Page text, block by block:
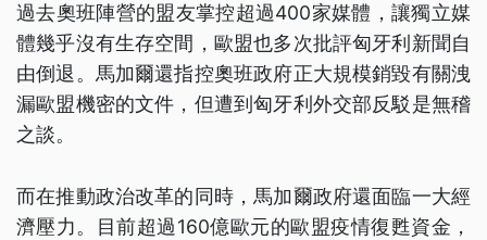
過去奧班陣營的盟友掌控超過400家媒體，讓獨立媒
體幾乎沒有生存空間，歐盟也多次批評匈牙利新聞自
由倒退。馬加爾還指控奧班政府正大規模銷毀有關洩
漏歐盟機密的文件，但遭到匈牙利外交部反駁是無稽
之談。
而在推動政治改革的同時，馬加爾政府還面臨一大經
濟壓力。目前超過160億歐元的歐盟疫情復甦資金，